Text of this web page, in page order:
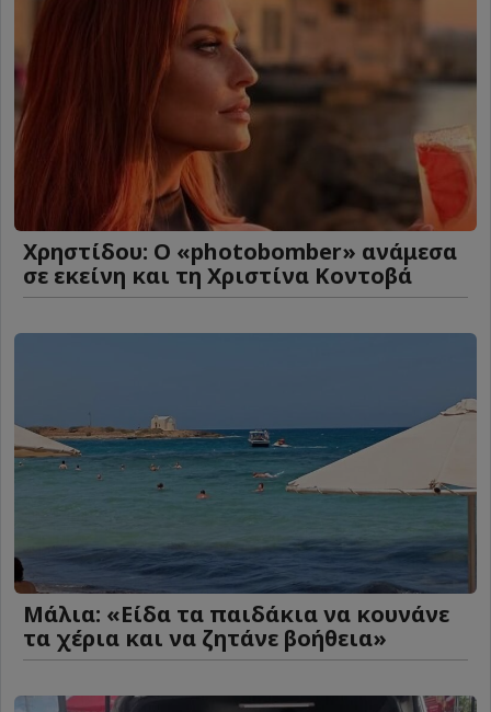
Χρηστίδου: Ο «photobomber» ανάμεσα
σε εκείνη και τη Χριστίνα Κοντοβά
Μάλια: «Είδα τα παιδάκια να κουνάνε
τα χέρια και να ζητάνε βοήθεια»